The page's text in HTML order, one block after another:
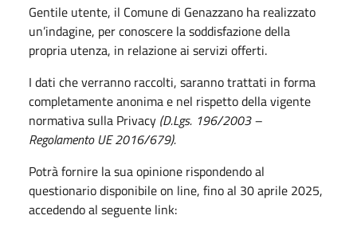
Gentile utente, il Comune di Genazzano ha realizzato
un’indagine, per conoscere la soddisfazione della
propria utenza, in relazione ai servizi offerti.
I dati che verranno raccolti, saranno trattati in forma
completamente anonima e nel rispetto della vigente
normativa sulla Privacy (D.Lgs. 196/2003 –
Regolamento UE 2016/679).
Potrà fornire la sua opinione rispondendo al
questionario disponibile on line, fino al 30 aprile 2025,
accedendo al seguente link: